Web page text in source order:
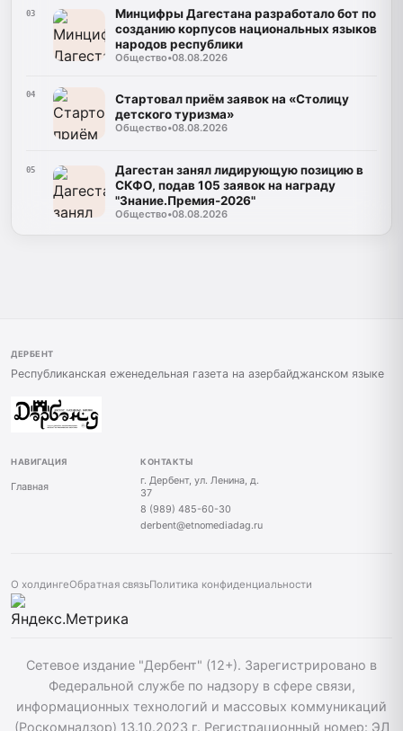
03
Минцифры Дагестана разработало бот по
созданию корпусов национальных языков
народов республики
Общество•08.08.2026
04
Стартовал приём заявок на «Столицу
детского туризма»
Общество•08.08.2026
05
Дагестан занял лидирующую позицию в
СКФО, подав 105 заявок на награду
"Знание.Премия-2026"
Общество•08.08.2026
ДЕРБЕНТ
Республиканская еженедельная газета на азербайджанском языке
НАВИГАЦИЯ
Главная
КОНТАКТЫ
г. Дербент, ул. Ленина, д.
37
8 (989) 485-60-30
derbent@etnomediadag.ru
О холдингеОбратная связьПолитика конфиденциальности
Сетевое издание "Дербент" (12+). Зарегистрировано в
Федеральной службе по надзору в сфере связи,
информационных технологий и массовых коммуникаций
(Роскомнадзор) 13.10.2023 г. Регистрационный номер: ЭЛ